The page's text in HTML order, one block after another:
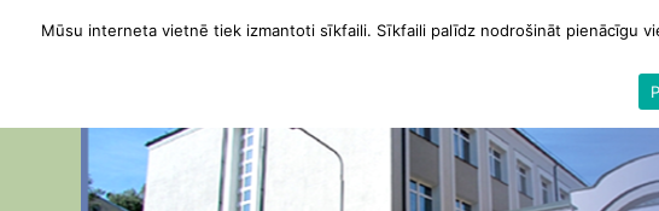
Mūsu interneta vietnē tiek izmantoti sīkfaili. Sīkfaili palīdz nodrošināt pienācīgu